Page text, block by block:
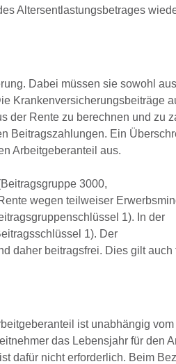
Altersentlastungsbetrages
Dabei müssen sie sowohl
Krankenversicherungsbeiträge
der Rente zu berechnen und zu
Beitragszahlungen. Ein
Arbeitgeberanteil aus.
3000,
wegen teilweiser
1). In der
1). Der
daher beitragsfrei. Dies gilt auch
ist unabhängig vom
das Lebensjahr für den
dafür nicht erforderlich. Beim